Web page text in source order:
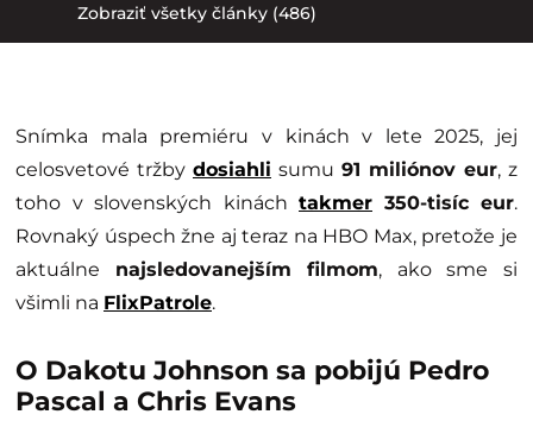
Zobraziť všetky články (486)
Snímka mala premiéru v kinách v lete 2025, jej
celosvetové tržby dosiahli sumu 91 miliónov eur, z
toho v slovenských kinách takmer 350-tisíc eur.
Rovnaký úspech žne aj teraz na HBO Max, pretože je
aktuálne najsledovanejším filmom, ako sme si
všimli na FlixPatrole.
O Dakotu Johnson sa pobijú Pedro
Pascal a Chris Evans